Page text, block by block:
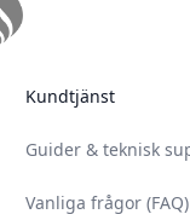
Kundtjänst
Guider & teknisk
Vanliga frågor (FAQ)